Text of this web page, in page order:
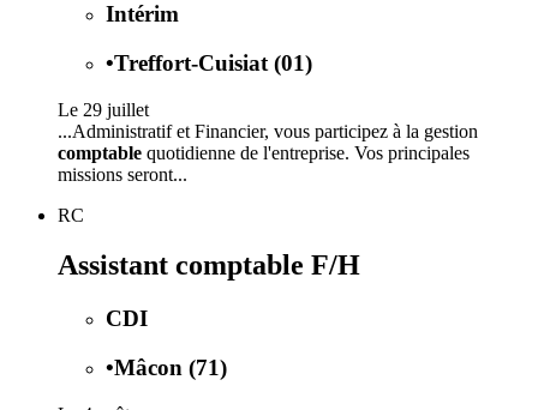
Intérim
•Treffort-Cuisiat (01)
Le 29 juillet
...Administratif et Financier, vous participez à la gestion
comptable quotidienne de l'entreprise. Vos principales
missions seront...
RC
Assistant comptable F/H
CDI
•Mâcon (71)